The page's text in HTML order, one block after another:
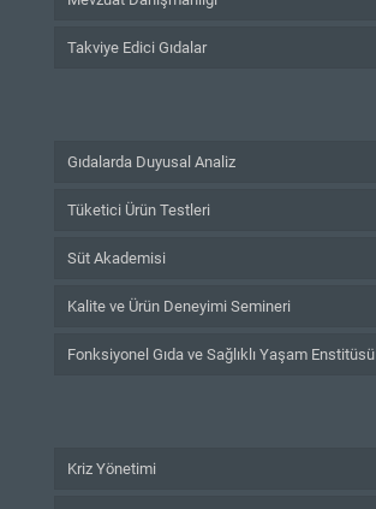
Takviye Edici Gıdalar
Gıdalarda Duyusal Analiz
Tüketici Ürün Testleri
Süt Akademisi
Kalite ve Ürün Deneyimi Semineri
Fonksiyonel Gıda ve Sağlıklı Yaşam Enstitüsü
Kriz Yönetimi